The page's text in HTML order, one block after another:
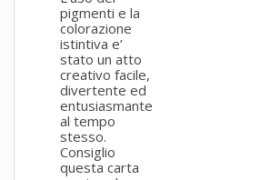
pigmenti e la
colorazione
istintiva e’
stato un atto
creativo facile,
divertente ed
entusiasmante
al tempo
stesso.
Consiglio
questa carta